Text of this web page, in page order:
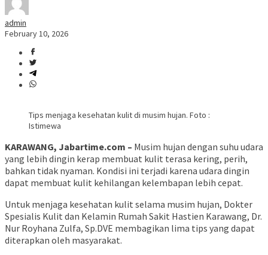
admin
February 10, 2026
Tips menjaga kesehatan kulit di musim hujan. Foto :
Istimewa
KARAWANG, Jabartime.com – Musim hujan dengan suhu udara
yang lebih dingin kerap membuat kulit terasa kering, perih,
bahkan tidak nyaman. Kondisi ini terjadi karena udara dingin
dapat membuat kulit kehilangan kelembapan lebih cepat.
Untuk menjaga kesehatan kulit selama musim hujan, Dokter
Spesialis Kulit dan Kelamin Rumah Sakit Hastien Karawang, Dr.
Nur Royhana Zulfa, Sp.DVE membagikan lima tips yang dapat
diterapkan oleh masyarakat.